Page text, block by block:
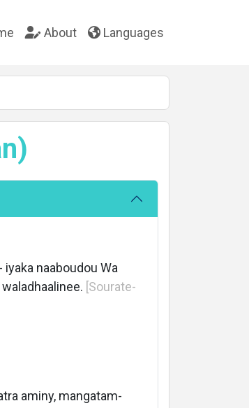
About Languages
naaboudou Wa
[Sourate-
aminy, mangatam-